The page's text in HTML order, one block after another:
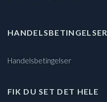
HANDELSBETINGELSER
Handelsbetingelser
FIK DU SET DET HELE